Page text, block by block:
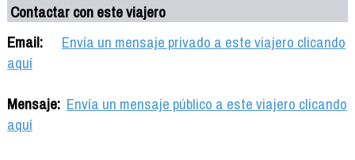
Contactar con este viajero
Email:
Envía un mensaje privado a este viajero clicando
aquí
Mensaje: Envía un mensaje público a este viajero clicando
aquí